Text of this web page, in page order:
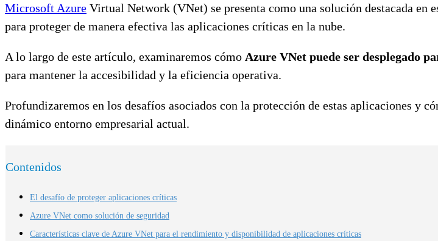
Microsoft Azure Virtual Network (VNet) se presenta como una solución destacada
para proteger de manera efectiva las aplicaciones críticas en la nube.
A lo largo de este artículo, examinaremos cómo Azure VNet puede ser desplegado
para mantener la accesibilidad y la eficiencia operativa.
Profundizaremos en los desafíos asociados con la protección de estas aplicaciones y
dinámico entorno empresarial actual.
Contenidos
El desafío de proteger aplicaciones críticas
Azure VNet como solución de seguridad
Características clave de Azure VNet para el rendimiento y disponibilidad de aplicaciones críticas